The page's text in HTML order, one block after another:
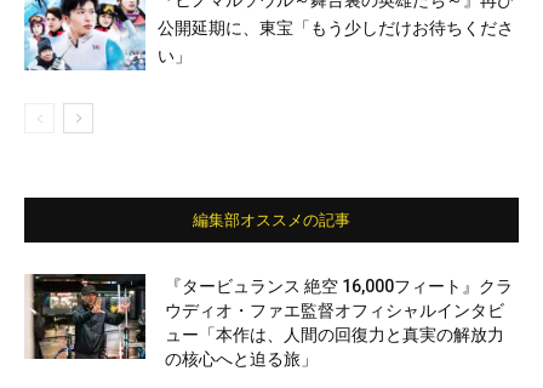
公開延期に、東宝「もう少しだけお待ちくださ
い」
編集部オススメの記事
『タービュランス 絶空 16,000フィート』クラ
ウディオ・ファエ監督オフィシャルインタビ
ュー「本作は、人間の回復力と真実の解放力
の核心へと迫る旅」